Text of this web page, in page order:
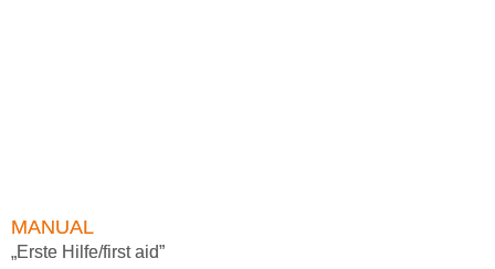
MANUAL
„Erste Hilfe/first aid”